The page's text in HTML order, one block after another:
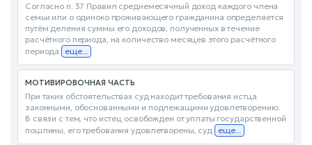
Согласно п. 37 Правил среднемесячный доход каждого члена
семьи или о одиноко проживающего гражданина определяется
путём деления суммы его доходов, полученных в течение
расчётного периода, на количество месяцев этого расчётного
периода еще...
МОТИВИРОВОЧНАЯ ЧАСТЬ
При таких обстоятельствах суд находит требования истца
законными, обоснованными и подлежащими удовлетворению.
В связи с тем, что истец освобожден от уплаты государственной
пошлины, его требования удовлетворены, суд еще...